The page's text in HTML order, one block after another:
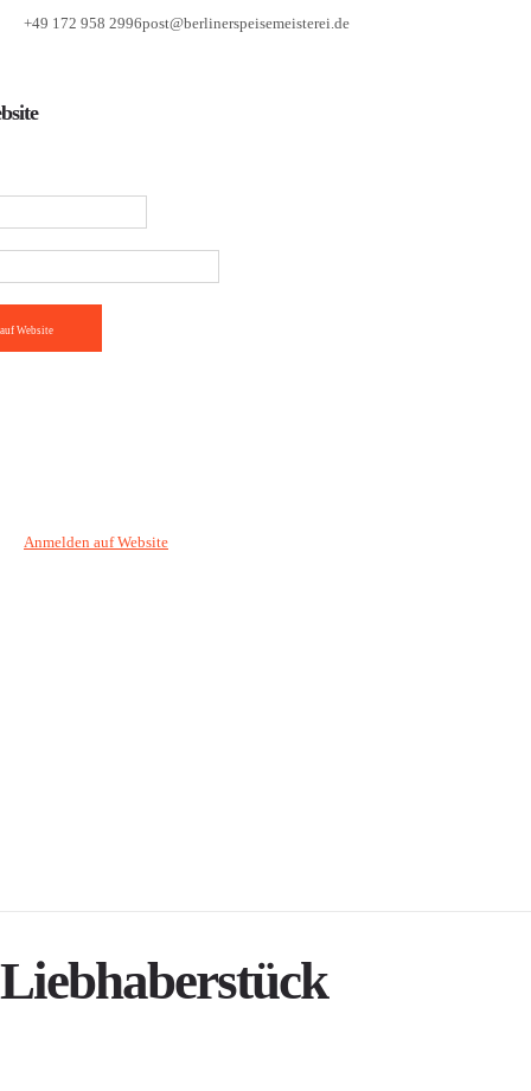
+49 172 958 2996post@berlinerspeisemeisterei.de
Website
Anmelden auf Website
Liebhaberstück